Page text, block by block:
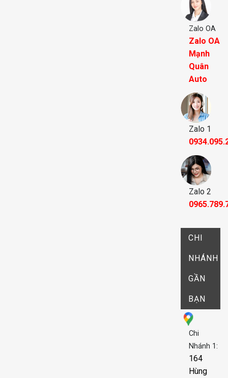
Zalo OA
Zalo OA
Mạnh
Quân
Auto
Zalo 1
Zalo 2
CHI
NHÁNH
GẦN
BẠN
Chi
Nhánh 1:
164
Hùng